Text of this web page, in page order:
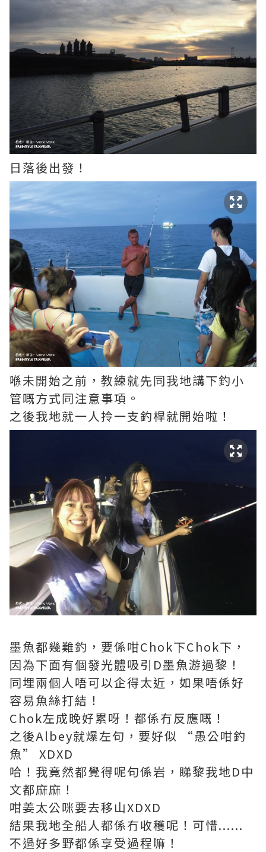
日落後出發！
喺未開始之前，教練就先同我地講下釣小
管嘅方式同注意事項。
之後我地就一人拎一支釣桿就開始啦！
墨魚都幾難釣，要係咁Chok下Chok下，
因為下面有個發光體吸引D墨魚游過黎！
同埋兩個人唔可以企得太近，如果唔係好
容易魚絲打結！
Chok左成晚好累呀！都係冇反應嘅！
之後Albey就爆左句，要好似 “愚公咁釣
魚” XDXD
哈！我竟然都覺得呢句係岩，睇黎我地D中
文都麻麻！
咁姜太公咪要去移山XDXD
結果我地全船人都係冇收穫呢！可惜......
不過好多野都係享受過程嘛！